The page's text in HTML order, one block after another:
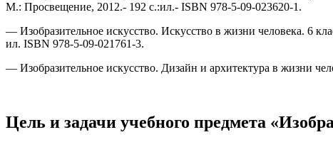
М.: Просвещение, 2012.- 192 с.:ил.- ISBN 978-5-09-023620-1.
— Изобразительное искусство. Искусство в жизни человека. 6
ил. ISBN 978-5-09-021761-3.
— Изобразительное искусство. Дизайн и архитектура в жизни
Цель и задачи учебного предмета